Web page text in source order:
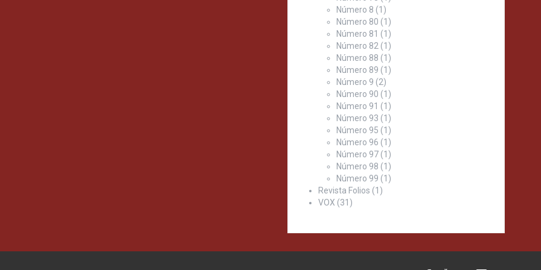
Número 8 (1)
Número 80 (1)
Número 81 (1)
Número 82 (1)
Número 88 (1)
Número 89 (1)
Número 9 (2)
Número 90 (1)
Número 91 (1)
Número 93 (1)
Número 95 (1)
Número 96 (1)
Número 97(1)
Número 98 (1)
Número 99 (1)
Revista Folios (1)
VOX (31)